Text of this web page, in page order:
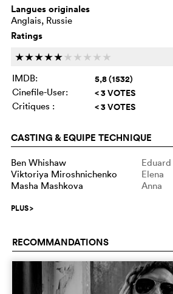
Langues originales
Anglais, Russie
Ratings
ccccc c c c c c
IMDB:
5,8 (1532)
Cinefile-User: < 3 VOTES
Critiques : < 3 VOTES
CASTING & EQUIPE TECHNIQUE
Ben Whishaw
Viktoriya Miroshnichenko
Elena
Masha Mashkova
Anna
PLUS>
RECOMMANDATIONS